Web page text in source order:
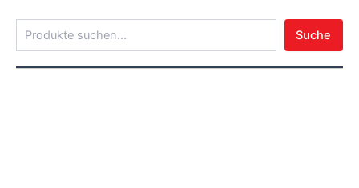
Suche